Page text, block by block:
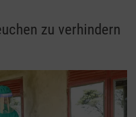
zu verhindern